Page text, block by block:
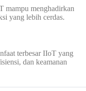
mampu menghadirkan
yang lebih cerdas.
terbesar IIoT yang
dan keamanan